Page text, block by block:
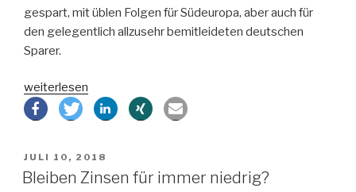
gespart, mit üblen Folgen für Südeuropa, aber auch für
den gelegentlich allzusehr bemitleideten deutschen
Sparer.
„Wie
kommen
wir
aus
Negativzinsen?“
weiterlesen
VERÖFFENTLICHT
AM
JULI 10, 2018
Bleiben Zinsen für immer niedrig?